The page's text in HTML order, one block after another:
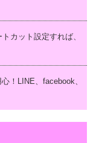
カット設定すれば、
！LINE、facebook、